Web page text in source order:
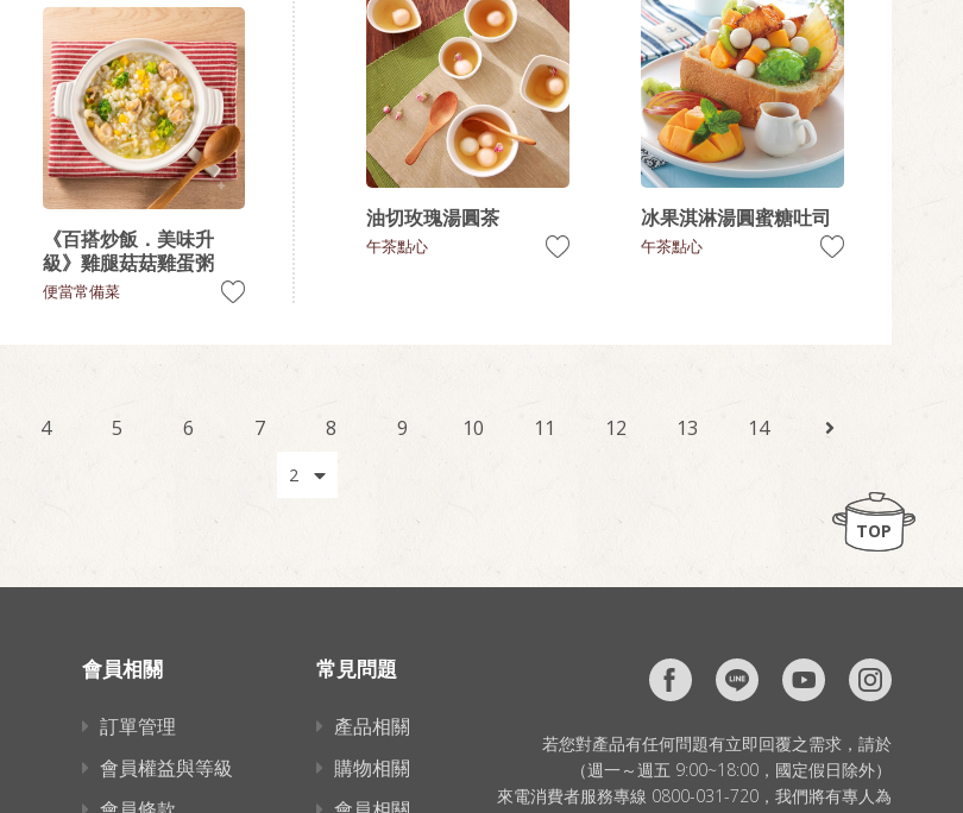
《百搭炒飯．美味升
級》雞腿菇菇雞蛋粥
便當常備菜
油切玫瑰湯圓茶
午茶點心
冰果淇淋湯圓蜜糖吐司
午茶點心
4 5 6 7 8 9 10 11 12 13 14
TOP
會員相關
訂單管理
會員權益與等級
常見問題
產品相關
購物相關
若您對產品有任何問題有立即回覆之需求，請於
（週一～週五 9:00~18:00，國定假日除外）
來電消費者服務專線 0800-031-720，我們將有專人為